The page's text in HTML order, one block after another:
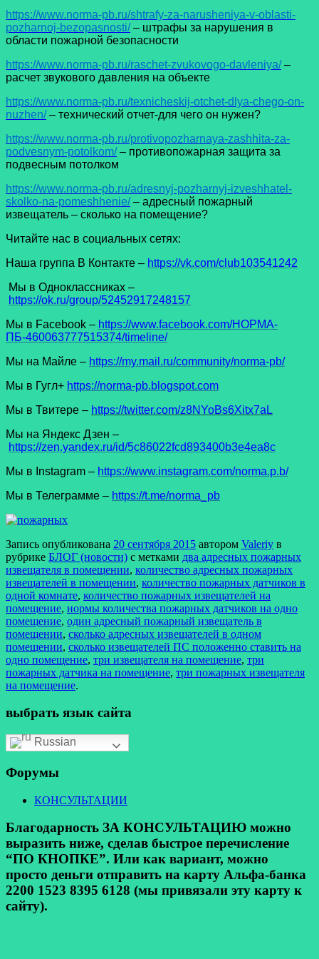
https://www.norma-pb.ru/shtrafy-za-narusheniya-v-oblasti-
pozharnoj-bezopasnosti/– штрафы за нарушения в
области пожарной безопасности
https://www.norma-pb.ru/raschet-zvukovogo-davleniya/–
расчет звукового давления на объекте
https://www.norma-pb.ru/texnicheskij-otchet-dlya-chego-on-
nuzhen/– технический отчет-для чего он нужен?
https://www.norma-pb.ru/protivopozharnaya-zashhita-za-
podvesnym-potolkom/– противопожарная защита за
подвесным потолком
https://www.norma-pb.ru/adresnyj-pozharnyj-izveshhatel-
skolko-na-pomeshhenie/– адресный пожарный
извещатель – сколько на помещение?
Читайте нас в социальных сетях:
Наша группа В Контакте – https://vk.com/club103541242
Мы в Одноклассниках –
https://ok.ru/group/52452917248157
Мы в Facеbook – https://www.facebook.com/НОРМА-
ПБ-460063777515374/timeline/
Мы на Майле – https://my.mail.ru/community/norma-pb/
Мы в Гугл+ https://norma-pb.blogspot.com
Мы в Твитере – https://twitter.com/z8NYoBs6Xitx7aL
Мы на Яндекс Дзен –
https://zen.yandex.ru/id/5c86022fcd893400b3e4ea8c
Мы в Instagram – https://www.instagram.com/norma.p.b/
Мы в Телеграмме – https://t.me/norma_pb
Запись опубликована 20 сентября 2015 автором Valeriy в
рубрике БЛОГ (новости) с метками два адресных пожарных
извещателя в помещении, количество адресных пожарных
извещателей в помещении, количество пожарных датчиков в
одной комнате, количество пожарных извещателей на
помещение, нормы количества пожарных датчиков на одно
помещение, один адресный пожарный извещатель в
помещении, сколько адресных извещателей в одном
помещении, сколько извещателей ПС положенно ставить на
одно помещение, три извещателя на помещение, три
пожарных датчика на помещение, три пожарных извещателя
на помещение.
выбрать язык сайта
Russian
Форумы
КОНСУЛЬТАЦИИ
Благодарность ЗА КОНСУЛЬТАЦИЮ можно
выразить ниже, сделав быстрое перечисление
“ПО КНОПКЕ”. Или как вариант, можно
просто деньги отправить на карту Альфа-банка
2200 1523 8395 6128 (мы привязали эту карту к
сайту).